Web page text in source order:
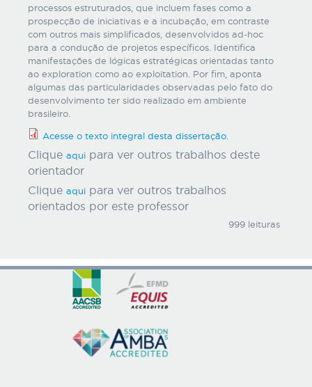
processos estruturados, que incluem fases como a
prospecção de iniciativas e a incubação, em contraste
com outros mais simplificados, desenvolvidos ad-hoc
para a condução de projetos específicos. Identifica
manifestações de lógicas estratégicas orientadas tanto
ao exploration como ao exploitation. Por fim, aponta
algumas das particularidades observadas pelo fato do
desenvolvimento ter sido realizado em ambiente
brasileiro.
Acesse o texto integral desta dissertação.
Clique aqui para ver outros trabalhos deste
orientador
Clique aqui para ver outros trabalhos
orientados por este professor
999 leituras